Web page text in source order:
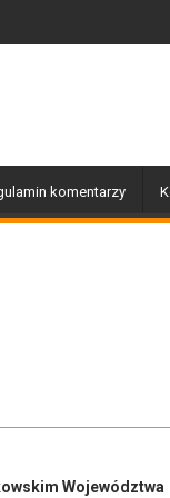
do swojego kraju
wyjątkowy dzień
komentarzy
Województwa